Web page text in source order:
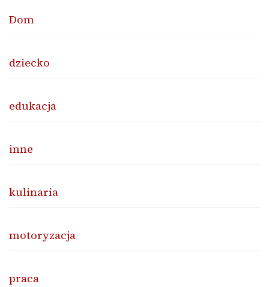
Dom
dziecko
edukacja
inne
kulinaria
motoryzacja
praca